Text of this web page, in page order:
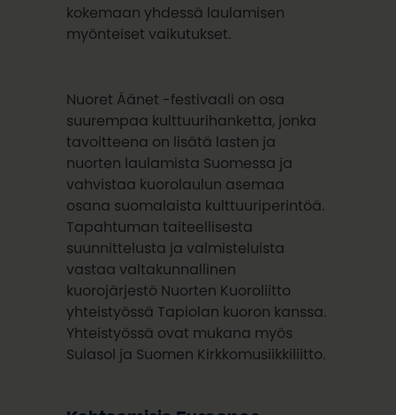
kokemaan yhdessä laulamisen
myönteiset vaikutukset.
Nuoret Äänet -festivaali on osa
suurempaa kulttuurihanketta, jonka
tavoitteena on lisätä lasten ja
nuorten laulamista Suomessa ja
vahvistaa kuorolaulun asemaa
osana suomalaista kulttuuriperintöä.
Tapahtuman taiteellisesta
suunnittelusta ja valmisteluista
vastaa valtakunnallinen
kuorojärjestö Nuorten Kuoroliitto
yhteistyössä Tapiolan kuoron kanssa.
Yhteistyössä ovat mukana myös
Sulasol ja Suomen Kirkkomusiikkiliitto.